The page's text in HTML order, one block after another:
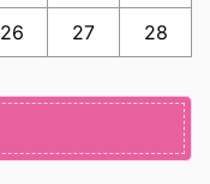
26 27
28